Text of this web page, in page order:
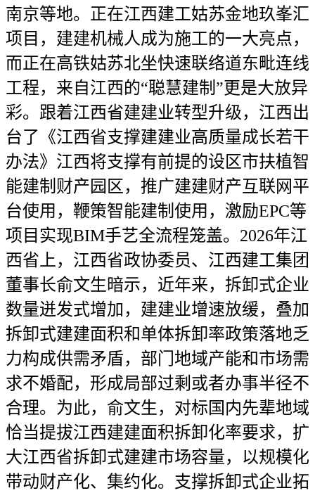
南京等地。正在江西建工姑苏金地玖峯汇
项目，建建机械人成为施工的一大亮点，
而正在高铁姑苏北坐快速联络道东毗连线
工程，来自江西的“聪慧建制”更是大放异
彩。跟着江西省建建业转型升级，江西出
台了《江西省支撑建建业高质量成长若干
办法》江西将支撑有前提的设区市扶植智
能建制财产园区，推广建建财产互联网平
台使用，鞭策智能建制使用，激励EPC等
项目实现BIM手艺全流程笼盖。2026年江
西省上，江西省政协委员、江西建工集团
董事长俞文生暗示，近年来，拆卸式企业
数量迸发式增加，建建业增速放缓，叠加
拆卸式建建面积和单体拆卸率政策落地乏
力构成供需矛盾，部门地域产能和市场需
求不婚配，形成局部过剩或者办事半径不
合理。为此，俞文生，对标国内先辈地域
恰当提拔江西建建面积拆卸化率要求，扩
大江西省拆卸式建建市场容量，以规模化
带动财产化、集约化。支撑拆卸式企业拓